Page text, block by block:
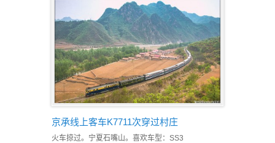
京承线上客车K7711次穿过村庄
火车掠过。宁夏石嘴山。喜欢车型：SS3